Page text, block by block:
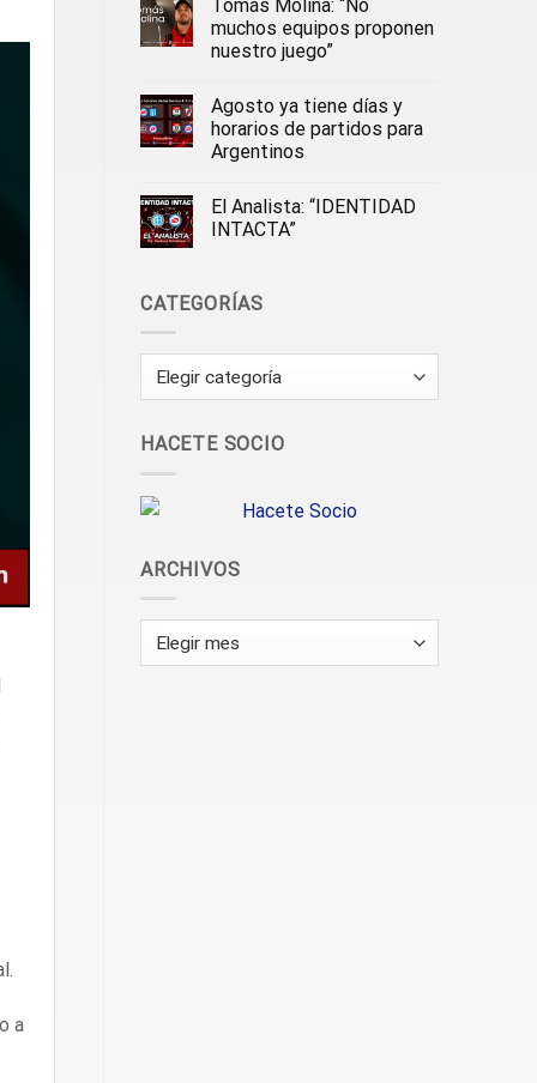
a
Tomás Molina: “No
muchos equipos proponen
nuestro juego”
Agosto ya tiene días y
horarios de partidos para
Argentinos
El Analista: “IDENTIDAD
INTACTA”
CATEGORÍAS
Categorías
HACETE SOCIO
ARCHIVOS
Archivos